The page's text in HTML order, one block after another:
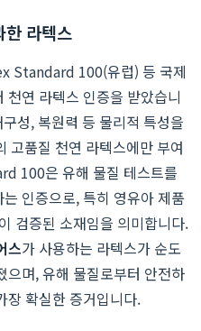
한 라텍스
Standard 100(유럽) 등 국제
연 라텍스 인증을 받았습니
성, 복원력 등 물리적 특성을
고품질 천연 라텍스에만 부여
100은 유해 물질 테스트를
인증으로, 특히 영유아 제품
검증된 소재임을 의미합니다.
스가 사용하는 라텍스가 순도
으며, 유해 물질로부터 안전하
장 확실한 증거입니다.